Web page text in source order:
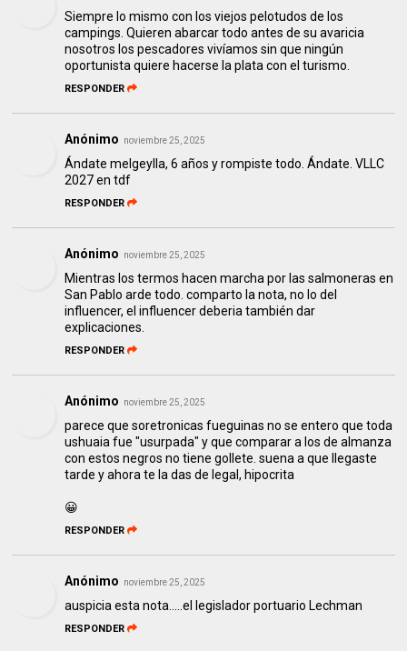
Siempre lo mismo con los viejos pelotudos de los
campings. Quieren abarcar todo antes de su avaricia
nosotros los pescadores vivíamos sin que ningún
oportunista quiere hacerse la plata con el turismo.
RESPONDER
Anónimo noviembre 25, 2025
Ándate melgeylla, 6 años y rompiste todo. Ándate. VLLC
2027 en tdf
RESPONDER
Anónimo noviembre 25, 2025
Mientras los termos hacen marcha por las salmoneras en
San Pablo arde todo. comparto la nota, no lo del
influencer, el influencer deberia también dar
explicaciones.
RESPONDER
Anónimo noviembre 25, 2025
parece que soretronicas fueguinas no se entero que toda
ushuaia fue "usurpada" y que comparar a los de almanza
con estos negros no tiene gollete. suena a que llegaste
tarde y ahora te la das de legal, hipocrita
😀
RESPONDER
Anónimo noviembre 25, 2025
auspicia esta nota.....el legislador portuario Lechman
RESPONDER